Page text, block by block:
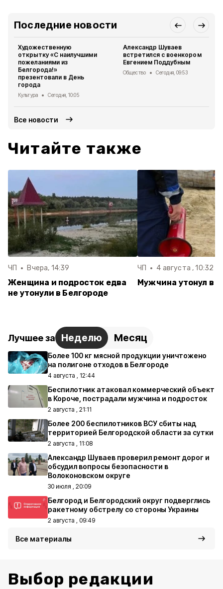
Последние новости
Художественную
открытку «С наилучшими
пожеланиями из
Белгорода!»
презентовали в День
города
Культура Сегодня, 10:05
Александр Шуваев
встретился с военкором
Евгением Поддубным
Общество Сегодня, 09:53
Все новости
Читайте также
ЧП Вчера, 14:39
Женщина и подросток едва
не утонули в Белгороде
ЧП 4 августа , 10:32
Мужчина утонул в
Лучшее за Неделю Месяц
Более 100 кг мясной продукции уничтожено
на полигоне отходов в Белгороде
4 августа , 12:44
Беспилотник атаковал коммерческий объект
в Короче, пострадали мужчина и подросток
2 августа , 21:11
Более 200 беспилотников ВСУ сбиты над
территорией Белгородской области за сутки
2 августа , 11:08
Александр Шуваев проверил ремонт дорог и
обсудил вопросы безопасности в
Волоконовском округе
30 июля , 20:09
Белгород и Белгородский округ подверглись
ракетному обстрелу со стороны Украины
2 августа , 09:49
Все материалы
Выбор редакции